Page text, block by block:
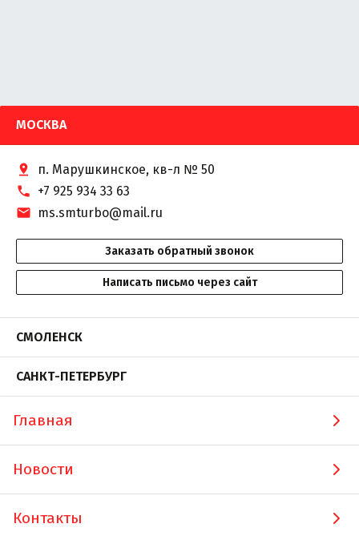
МОСКВА
п. Марушкинское, кв-л № 50
+7 925 934 33 63
ms.smturbo@mail.ru
Заказать обратный звонок
Написать письмо через сайт
СМОЛЕНСК
САНКТ-ПЕТЕРБУРГ
Главная
Новости
Контакты